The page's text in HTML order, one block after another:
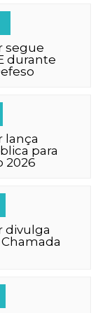
segue
durante
lança
para
2026
divulga